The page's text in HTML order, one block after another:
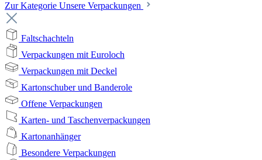
Zur Kategorie Unsere Verpackungen
Faltschachteln
Verpackungen mit Euroloch
Verpackungen mit Deckel
Kartonschuber und Banderole
Offene Verpackungen
Karten- und Taschenverpackungen
Kartonanhänger
Besondere Verpackungen